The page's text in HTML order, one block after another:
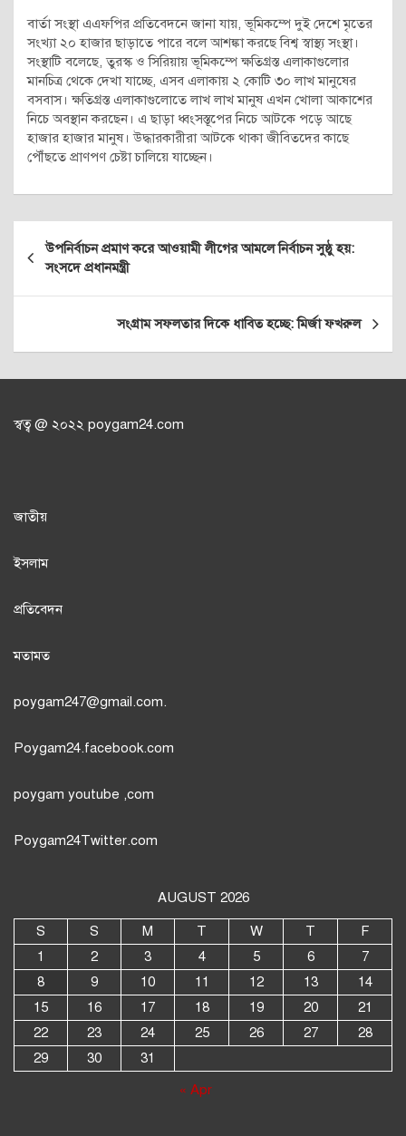
বার্তা সংস্থা এএফপির প্রতিবেদনে জানা যায়, ভূমিকম্পে দুই দেশে মৃতের
সংখ্যা ২০ হাজার ছাড়াতে পারে বলে আশঙ্কা করছে বিশ্ব স্বাস্থ্য সংস্থা।
সংস্থাটি বলেছে, তুরস্ক ও সিরিয়ায় ভূমিকম্পে ক্ষতিগ্রস্ত এলাকাগুলোর
মানচিত্র থেকে দেখা যাচ্ছে, এসব এলাকায় ২ কোটি ৩০ লাখ মানুষের
বসবাস। ক্ষতিগ্রস্ত এলাকাগুলোতে লাখ লাখ মানুষ এখন খোলা আকাশের
নিচে অবস্থান করছেন। এ ছাড়া ধ্বংসস্তূপের নিচে আটকে পড়ে আছে
হাজার হাজার মানুষ। উদ্ধারকারীরা আটকে থাকা জীবিতদের কাছে
পৌঁছতে প্রাণপণ চেষ্টা চালিয়ে যাচ্ছেন।
Post
navigation
উপনির্বাচন প্রমাণ করে আওয়ামী লীগের আমলে নির্বাচন সুষ্ঠু হয়:
সংসদে প্রধানমন্ত্রী
সংগ্রাম সফলতার দিকে ধাবিত হচ্ছে: মির্জা ফখরুল
স্বত্ব @ ২০২২ poygam24.com
জাতীয়
ইসলাম
প্রতিবেদন
মতামত
poygam247@gmail.com.
Poygam24.facebook.com
poygam youtube ,com
Poygam24Twitter.com
AUGUST 2026
S S M T W T
F
1
2 3 4 5 6
7
8
9 10 11 12 13
14
15
16 17 18 19 20
21
22
23 24 25 26 27
28
29
30
31
« Apr